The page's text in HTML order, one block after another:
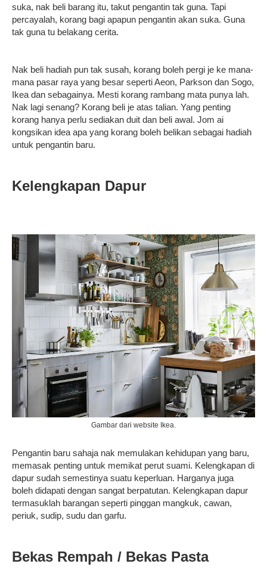
suka, nak beli barang itu, takut pengantin tak guna. Tapi
percayalah, korang bagi apapun pengantin akan suka. Guna
tak guna tu belakang cerita.
Nak beli hadiah pun tak susah, korang boleh pergi je ke mana-
mana pasar raya yang besar seperti Aeon, Parkson dan Sogo,
Ikea dan sebagainya. Mesti korang rambang mata punya lah.
Nak lagi senang? Korang beli je atas talian. Yang penting
korang hanya perlu sediakan duit dan beli awal. Jom ai
kongsikan idea apa yang korang boleh belikan sebagai hadiah
untuk pengantin baru.
Kelengkapan Dapur
Gambar dari website Ikea.
Pengantin baru sahaja nak memulakan kehidupan yang baru,
memasak penting untuk memikat perut suami. Kelengkapan di
dapur sudah semestinya suatu keperluan. Harganya juga
boleh didapati dengan sangat berpatutan. Kelengkapan dapur
termasuklah barangan seperti pinggan mangkuk, cawan,
periuk, sudip, sudu dan garfu.
Bekas Rempah / Bekas Pasta